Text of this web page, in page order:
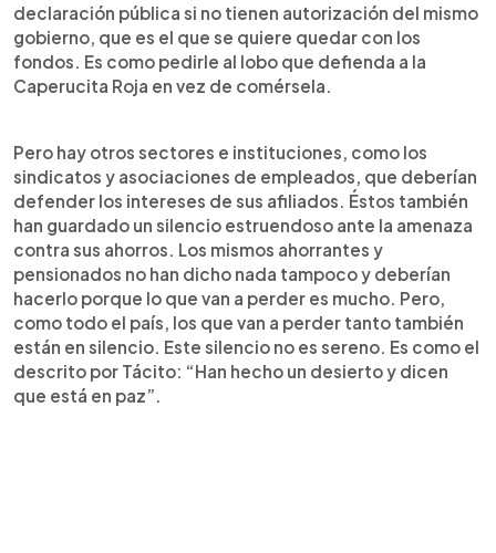
declaración pública si no tienen autorización del mismo
gobierno, que es el que se quiere quedar con los
fondos. Es como pedirle al lobo que defienda a la
Caperucita Roja en vez de comérsela.
Pero hay otros sectores e instituciones, como los
sindicatos y asociaciones de empleados, que deberían
defender los intereses de sus afiliados. Éstos también
han guardado un silencio estruendoso ante la amenaza
contra sus ahorros. Los mismos ahorrantes y
pensionados no han dicho nada tampoco y deberían
hacerlo porque lo que van a perder es mucho. Pero,
como todo el país, los que van a perder tanto también
están en silencio. Este silencio no es sereno. Es como el
descrito por Tácito: “Han hecho un desierto y dicen
que está en paz”.